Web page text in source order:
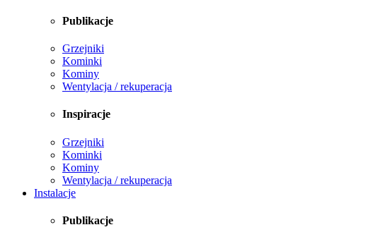
Publikacje
Grzejniki
Kominki
Kominy
Wentylacja / rekuperacja
Inspiracje
Grzejniki
Kominki
Kominy
Wentylacja / rekuperacja
Instalacje
Publikacje